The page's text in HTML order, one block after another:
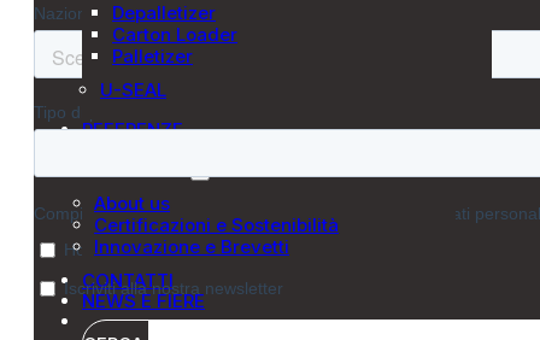
Depalletizer
Carton Loader
Palletizer
U-SEAL
REFERENZE
CORPORATE
About us
Certificazioni e Sostenibilità
Innovazione e Brevetti
CONTATTI
NEWS E FIERE